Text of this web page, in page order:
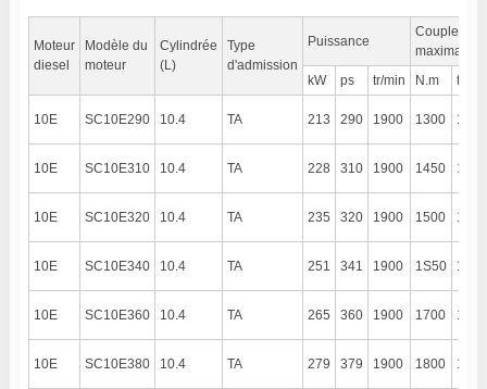
Moteur
diesel
Modèle du
moteur
Cylindrée
(L)
Type
d'admission
Puissance
Couple
maximal
kW
ps tr/min N.m tr/
10E SC10E290 10.4 TA 213 290 1900 1300 1300
10E SC10E310 10.4 TA 228 310 1900 1450 1300
10E SC10E320 10.4 TA 235 320 1900 1500 1300
10E SC10E340 10.4 TA 251 341 1900 1S50 1300
10E SC10E360 10.4 TA 265 360 1900 1700 1300
10E SC10E380 10.4 TA 279 379 1900 1800 1300